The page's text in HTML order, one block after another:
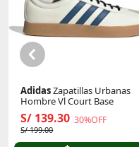
Este producto
Sé el primero en
AdidasZapatillas Urbanas
Hombre Vl Court Base
S/ 139.30 30%OFF
S/ 199.00